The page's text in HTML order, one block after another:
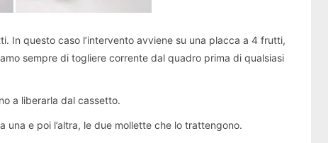
In questo caso l’intervento avviene su una placca a 4 frutti,
sempre di togliere corrente dal quadro prima di qualsiasi
a liberarla dal cassetto.
e poi l’altra, le due mollette che lo trattengono.